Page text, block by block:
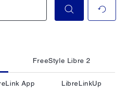
FreeStyle Libre 2
App LibreLinkUp